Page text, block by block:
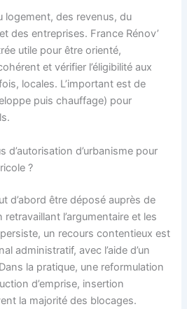
logement, des revenus, du
des entreprises. France Rénov’
utile pour être orienté,
et vérifier l’éligibilité aux
locales. L’important est de
puis chauffage) pour
d’autorisation d’urbanisme pour
?
d’abord être déposé auprès de
retravaillant l’argumentaire et les
un recours contentieux est
administratif, avec l’aide d’un
la pratique, une reformulation
d’emprise, insertion
la majorité des blocages.